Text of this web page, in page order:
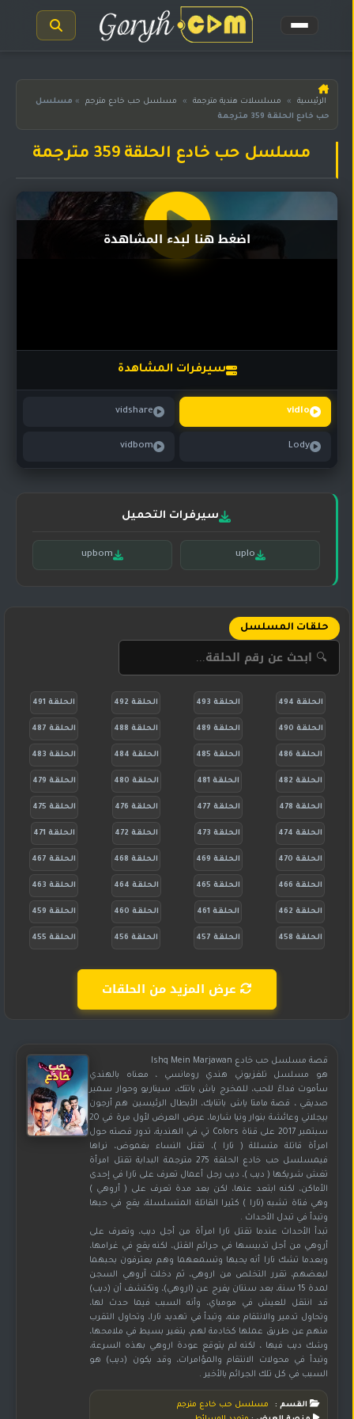
الرئيسية
مسلسلات
المترجمة
مسلسلات
مسلسلات
تركي
مسلسلات
الرئيسية » مسلسلات هندية مترجمة » مسلسل حب خادع مترجم » مسلسل
حب خادع الحلقة 359 مترجمة
مسلسل حب خادع الحلقة 359 مترجمة
سيرفرات المشاهدة
vidlo
vidshare
Lody
vidbom
اضغط هنا لبدء المشاهدة
سيرفرات التحميل
uplo
upbom
حلقات المسلسل
الحلقة 494 الحلقة 493 الحلقة 492 الحلقة 491
الحلقة 490 الحلقة 489 الحلقة 488 الحلقة 487
الحلقة 486 الحلقة 485 الحلقة 484 الحلقة 483
الحلقة 482 الحلقة 481 الحلقة 480 الحلقة 479
الحلقة 478 الحلقة 477 الحلقة 476 الحلقة 475
الحلقة 474 الحلقة 473 الحلقة 472 الحلقة 471
الحلقة 470 الحلقة 469 الحلقة 468 الحلقة 467
الحلقة 466 الحلقة 465 الحلقة 464 الحلقة 463
الحلقة 462 الحلقة 461 الحلقة 460 الحلقة 459
الحلقة 458 الحلقة 457 الحلقة 456 الحلقة 455
عرض المزيد من الحلقات
قصة مسلسل حب خادع Ishq Mein Marjawan
هو مسلسل تلفزيوني هندي رومانسي ، معناه بالهندي
سأموت فداءً للحب، للمخرج ياش باتتك، سيناريو وحوار سمير
صديقي ، قصة مامتا ياش باتنايك، الأبطال الرئيسين هم أرجون
بيجلاني وعائشة بنوار ونيا شارما، عرض العرض لأول مرة في 20
سبتمبر 2017 على قناة Colors تي في الهندية، تدور قصته حول
امرأة قاتلة متسللة ( تارا )، تقتل النساء بغموض، نراها
فيمسلسل حب خادع الحلقة 275 مترجمة البداية تقتل امرأة
تغش شريكها ( ديب )، ديب رجل أعمال تعرف على تارا في إحدى
الأماكن، لكنه ابتعد عنها، لكن بعد مدة تعرف على ( أروهي )
وهي فتاة تشبه (تارا ) كثيرا القاتلة المتسلسلة، يقع في حبها
وتبدأ في تبدل الأحداث .
تبدأ الأحداث عندما تقتل تارا امرأة من أجل ديب، وتعرف على
أروهي من أجل تدبيسها في جرائم القتل، لكنه يقع في غرامها،
وبعدما تشك تارا أنه يحبها وتسمعهما وهم يعترفون بحبهما
لبعضهم، تقرر التخلص من اروهي، ثم دخلت آروهي السجن
لمدة 15 سنة، بعد سنتان يفرج عن (اروهي)، وتكتشف أن (ديب)
قد انتقل للعيش في مومباي، وأنه السبب فيما حدث لها،
وتحاول تدمير والانتقام منه، وتبدأ في تهديد تارا، وتحاول التقرب
منهم عن طريق عملها كخادمة لهم، بتغير بسيط في ملامحها،
وشك ديب فيها ، لكنه لم يتوقع عودة اروهي بهذه السرعة،
وتبدأ في محولات الانتقام والمؤامرات، وقد يكون (ديب) هو
السبب في كل تلك الجرائم بالأخير .
القسم :
مسلسل حب خادع مترجم